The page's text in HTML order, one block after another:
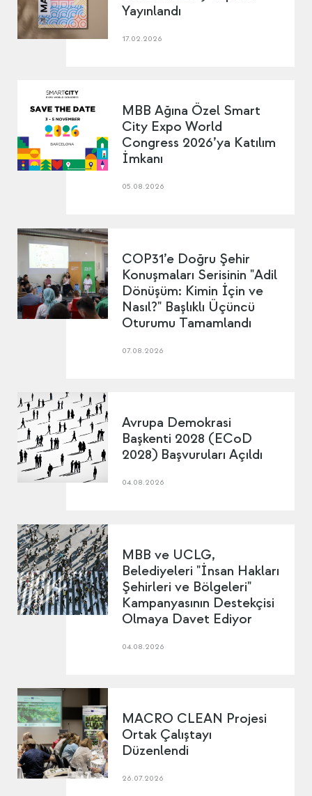
Yayınlandı
17.02.2026
MBB Ağına Özel Smart
City Expo World
Congress 2026’ya Katılım
İmkanı
05.08.2026
COP31’e Doğru Şehir
Konuşmaları Serisinin "Adil
Dönüşüm: Kimin İçin ve
Nasıl?" Başlıklı Üçüncü
Oturumu Tamamlandı
07.08.2026
Avrupa Demokrasi
Başkenti 2028 (ECoD
2028) Başvuruları Açıldı
04.08.2026
MBB ve UCLG,
Belediyeleri "İnsan Hakları
Şehirleri ve Bölgeleri"
Kampanyasının Destekçisi
Olmaya Davet Ediyor
04.08.2026
MACRO CLEAN Projesi
Ortak Çalıştayı
Düzenlendi
26.07.2026